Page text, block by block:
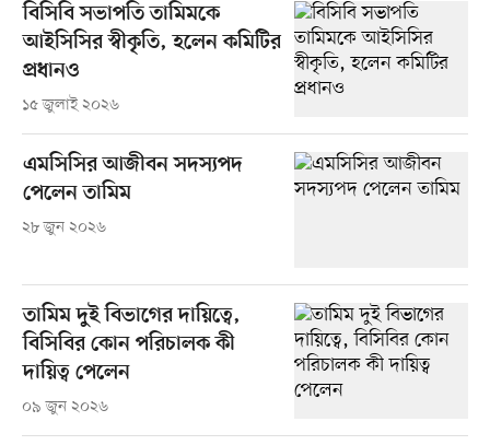
বিসিবি সভাপতি তামিমকে
আইসিসির স্বীকৃতি, হলেন কমিটির
প্রধানও
১৫ জুলাই ২০২৬
এমসিসির আজীবন সদস্যপদ
পেলেন তামিম
২৮ জুন ২০২৬
তামিম দুই বিভাগের দায়িত্বে,
বিসিবির কোন পরিচালক কী
দায়িত্ব পেলেন
০৯ জুন ২০২৬